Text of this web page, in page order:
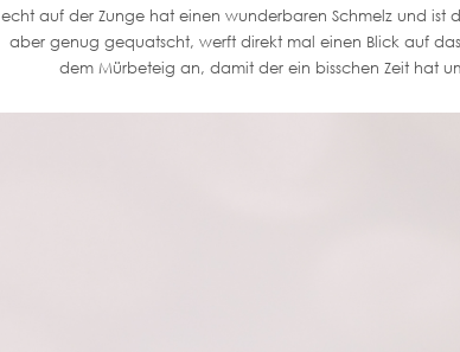
echt auf der Zunge hat einen wunderbaren Schmelz und ist
aber genug gequatscht, werft direkt mal einen Blick auf
dem Mürbeteig an, damit der ein bisschen Zeit hat